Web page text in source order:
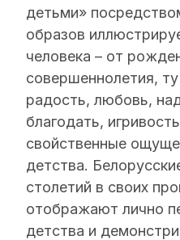
детьми»
образов
человека – от
совершеннолетия,
радость, любовь,
благодать,
свойственные
детства.
столетий в своих
отображают лично
детства и